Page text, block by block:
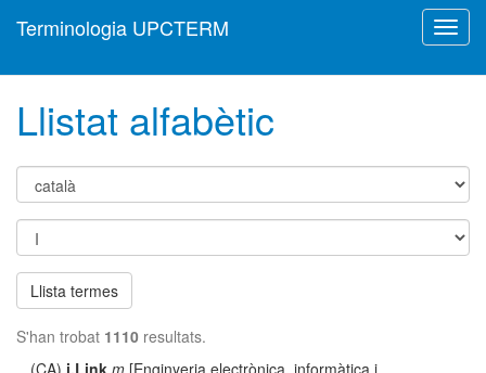
Terminologia UPCTERM
Llistat alfabètic
Llista termes
S'han trobat 1110 resultats.
(CA) i.Link m [Enginyeria electrònica, informàtica i